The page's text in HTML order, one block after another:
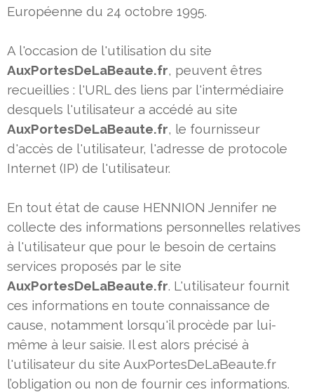
Européenne du 24 octobre 1995.
A l'occasion de l'utilisation du site
AuxPortesDeLaBeaute.fr, peuvent êtres
recueillies : l'URL des liens par l'intermédiaire
desquels l'utilisateur a accédé au site
AuxPortesDeLaBeaute.fr, le fournisseur
d'accès de l'utilisateur, l'adresse de protocole
Internet (IP) de l'utilisateur.
En tout état de cause HENNION Jennifer ne
collecte des informations personnelles relatives
à l'utilisateur que pour le besoin de certains
services proposés par le site
AuxPortesDeLaBeaute.fr. L'utilisateur fournit
ces informations en toute connaissance de
cause, notamment lorsqu'il procède par lui-
même à leur saisie. Il est alors précisé à
l'utilisateur du site AuxPortesDeLaBeaute.fr
l’obligation ou non de fournir ces informations.